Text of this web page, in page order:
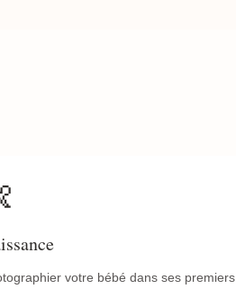
votre bébé dans ses premiers